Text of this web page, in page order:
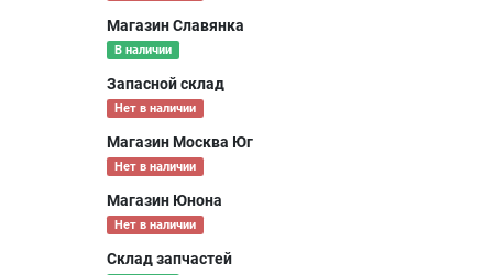
Магазин Славянка
В наличии
Запасной склад
Нет в наличии
Магазин Москва Юг
Нет в наличии
Магазин Юнона
Нет в наличии
Склад запчастей